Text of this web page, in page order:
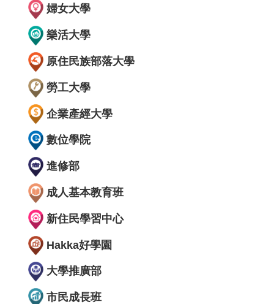
婦女大學
樂活大學
原住民族部落大學
勞工大學
企業產經大學
數位學院
進修部
成人基本教育班
新住民學習中心
Hakka好學園
大學推廣部
市民成長班